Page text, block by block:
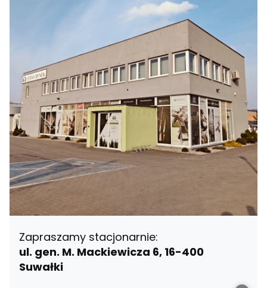
Zapraszamy stacjonarnie:
ul. gen. M. Mackiewicza 6, 16-400
Suwałki